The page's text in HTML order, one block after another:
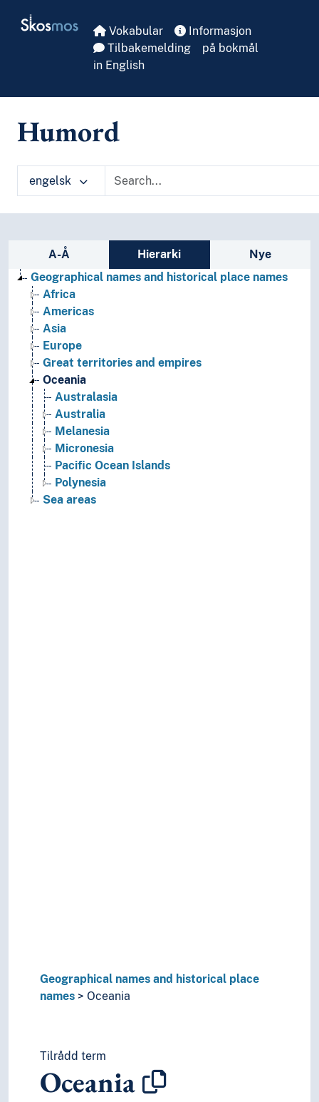
Skosmos Vokabular
Informasjon
Tilbakemelding
på bokmål
in English
Humord
engelsk
Sidefelt: navigér i vokabularet
A-Å Hierarki
Nye
Geographical names and historical place names
Africa
Americas
Asia
Europe
Great territories and empires
Oceania
Australasia
Australia
Melanesia
Micronesia
Pacific Ocean Islands
Polynesia
Sea areas
Geographical names and historical place
names
Oceania
Tilrådd term
Oceania